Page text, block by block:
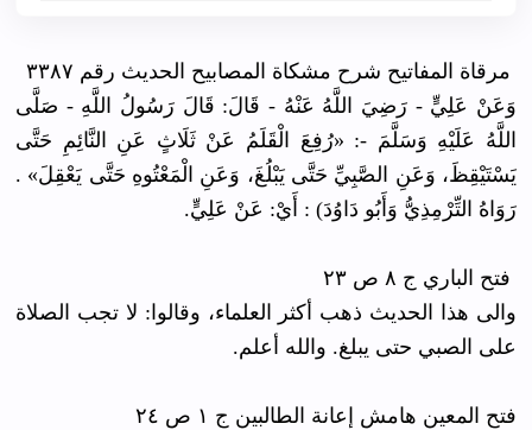
مرقاة المفاتيح شرح مشكاة المصابيح الحديث رقم ٣٣٨٧
وَعَنْ عَلِيٍّ - رَضِيَ اللَّهُ عَنْهُ - قَالَ: قَالَ رَسُولُ اللَّهِ - صَلَّى
اللَّهُ عَلَيْهِ وَسَلَّمَ -: «رُفِعَ الْقَلَمُ عَنْ ثَلَاثٍ عَنِ النَّائِمِ حَتَّى
يَسْتَيْقِظَ، وَعَنِ الصَّبِيِّ حَتَّى يَبْلُغَ، وَعَنِ الْمَعْتُوهِ حَتَّى يَعْقِلَ» .
رَوَاهُ التِّرْمِذِيُّ وَأَبُو دَاوُدَ) : أَيْ: عَنْ عَلِيٍّ.
فتح الباري ج ٨ ص ٢٣
والى هذا الحديث ذهب أكثر العلماء، وقالوا: لا تجب الصلاة
على الصبي حتى يبلغ. والله أعلم.
فتح المعين هامش إعانة الطالبين ج ١ ص ٢٤